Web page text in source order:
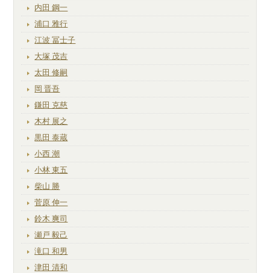
内田 鋼一
浦口 雅行
江波 冨士子
大塚 茂吉
太田 修嗣
岡 晋吾
鎌田 克慈
木村 展之
黒田 泰蔵
小西 潮
小林 東五
柴山 勝
菅原 伸一
鈴木 爽司
瀬戸 毅己
滝口 和男
津田 清和